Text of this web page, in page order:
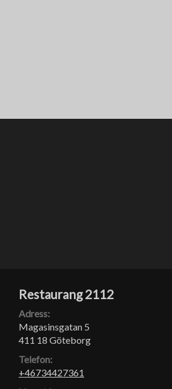
Restaurang 2112
Adress:
Magasinsgatan 5
411 18 Göteborg
Telefon:
+46734427361